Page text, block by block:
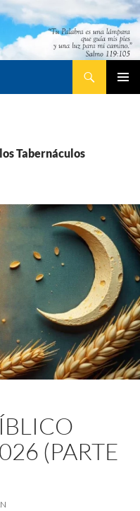
Tabernáculos
(PARTE